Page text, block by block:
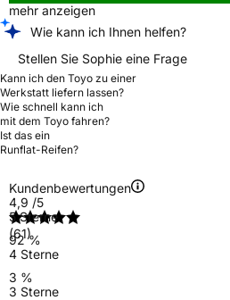
mehr anzeigen
Wie kann ich Ihnen helfen?
Stellen Sie Sophie eine Frage
Kann ich den Toyo zu einer
Werkstatt liefern lassen?
Wie schnell kann ich
mit dem Toyo fahren?
Ist das ein
Runflat-Reifen?
Kundenbewertungen
4,9 /5
(61)
5 Sterne
92 %
4 Sterne
3 %
3 Sterne